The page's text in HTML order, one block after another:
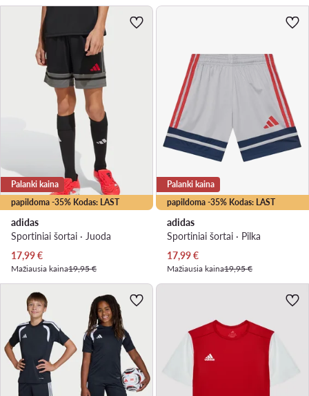
papildoma -35% Kodas: LAST
Palanki kaina
adidas
Sportiniai šortai · Juoda
Dabartinė kaina
17,99€
Mažiausia kaina19,95 €
papildoma -35% Kodas: LAST
Palanki kaina
adidas
Sportiniai šortai · Pilka
Dabartinė kaina
17,99€
Mažiausia kaina19,95 €